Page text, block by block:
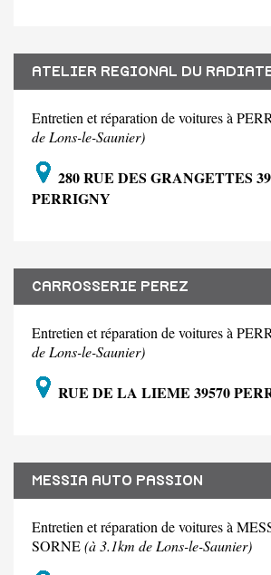
ATELIER REGIONAL DU
Entretien et réparation de voitures à
de Lons-le-Saunier)
280 RUE DES GRANGETTES
PERRIGNY
CARROSSERIE PEREZ
Entretien et réparation de voitures à
de Lons-le-Saunier)
RUE DE LA LIEME 39570
MESSIA AUTO PASSION
Entretien et réparation de voitures à
SORNE(à 3.1km de Lons-le-Saunier)